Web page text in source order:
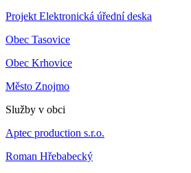
Projekt Elektronická úřední deska
Obec Tasovice
Obec Krhovice
Město Znojmo
Služby v obci
Aptec production s.r.o.
Roman Hřebabecký